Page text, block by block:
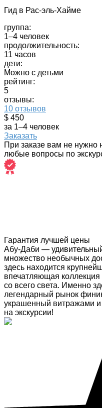
Гид в Рас-эль-Хайме
группа:
1–4 человек
продолжительность:
11 часов
дети:
Можно с детьми
рейтинг:
5
отзывы:
10 отзывов
$ 450
за 1–4 человек
Заказать
При заказе вам не нужно
любые вопросы по
Гарантия лучшей цены
Абу-Даби —
множество необычных
здесь находится
впечатляющая
со всего света. Именно
легендарный рынок
украшенный витражами и
на экскурсии!